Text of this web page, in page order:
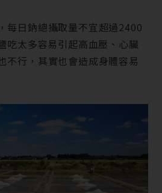
每日鈉總攝取量不宜超過2400
吃太多容易引起高血壓、心臟
不行，其實也會造成身體容易